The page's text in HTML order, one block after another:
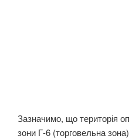
Зазначимо, що територія
зони Г-6 (торговельна